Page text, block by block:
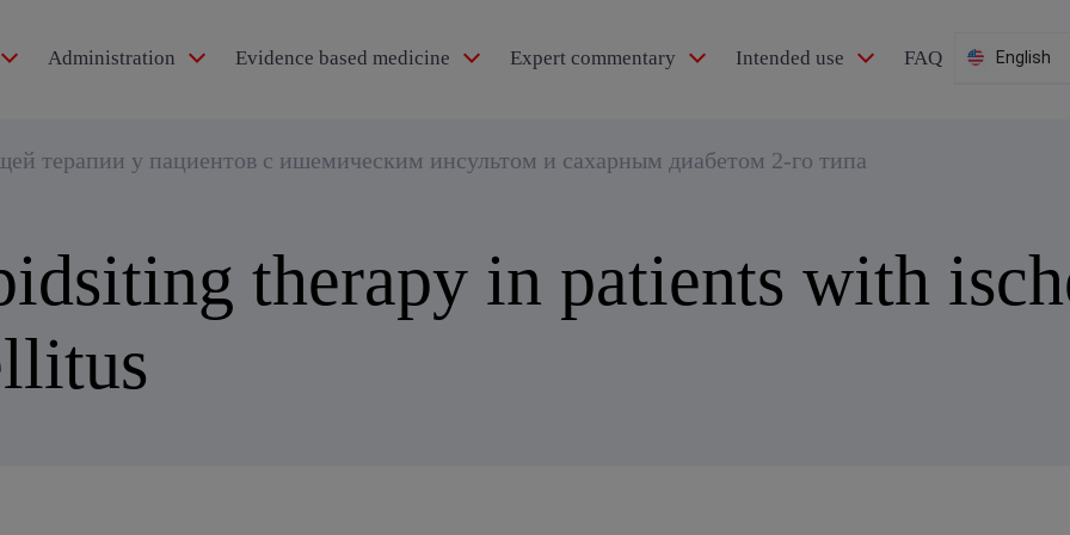
Administration Evidence based medicine Expert commentary Intended use FAQ English
терапии у пациентов с ишемическим инсультом и сахарным диабетом 2-го типа
therapy in patients with